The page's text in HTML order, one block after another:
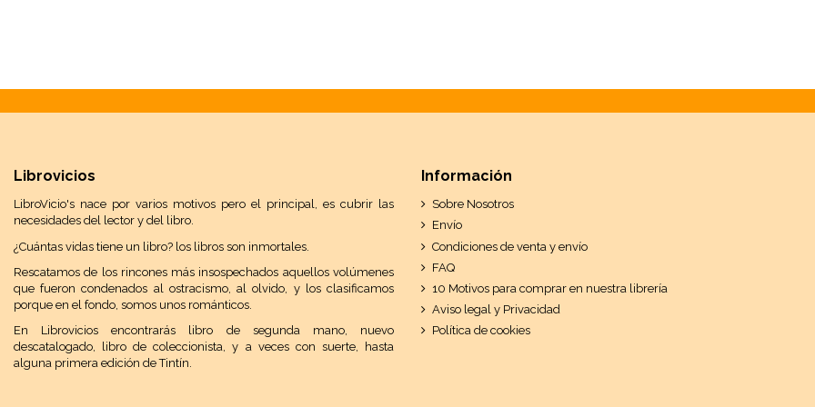
Librovicios
LibroVicio's nace por varios motivos pero el principal, es cubrir las
necesidades del lector y del libro.
¿Cuántas vidas tiene un libro? los libros son inmortales.
Rescatamos de los rincones más insospechados aquellos volúmenes
que fueron condenados al ostracismo, al olvido, y los clasificamos
porque en el fondo, somos unos románticos.
En Librovicios encontrarás libro de segunda mano, nuevo
descatalogado, libro de coleccionista, y a veces con suerte, hasta
alguna primera edición de Tintín.
Información
Sobre Nosotros
Envío
Condiciones de venta y envío
FAQ
10 Motivos para comprar en nuestra librería
Aviso legal y Privacidad
Política de cookies